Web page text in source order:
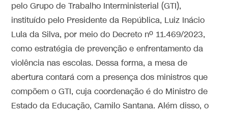
pelo Grupo de Trabalho Interministerial (GTI),
instituído pelo Presidente da República, Luiz Inácio
Lula da Silva, por meio do Decreto nº 11.469/2023,
como estratégia de prevenção e enfrentamento da
violência nas escolas. Dessa forma, a mesa de
abertura contará com a presença dos ministros que
compõem o GTI, cuja coordenação é do Ministro de
Estado da Educação, Camilo Santana. Além disso, o